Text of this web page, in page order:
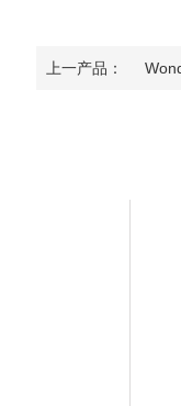
上一产品：